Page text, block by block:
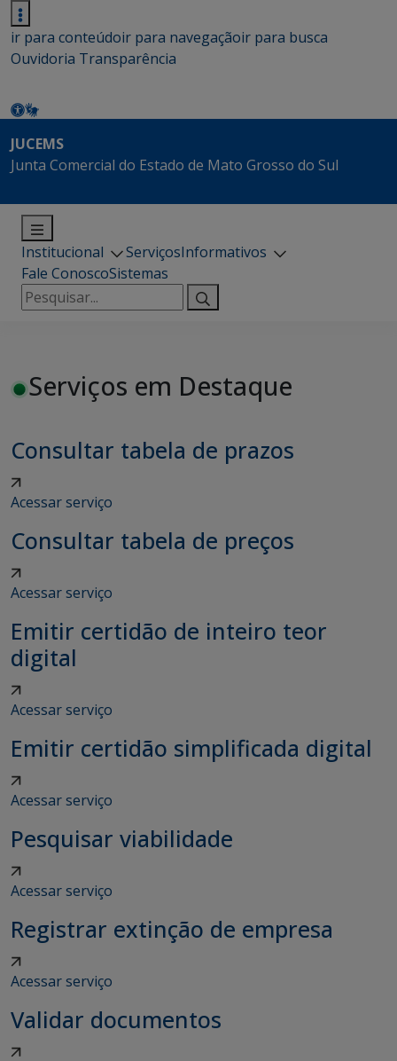
ir para conteúdoir para navegaçãoir para busca
Ouvidoria Transparência
JUCEMS
Junta Comercial do Estado de Mato Grosso do Sul
Institucional ServiçosInformativos
Fale ConoscoSistemas
Pesquisar
por:
Serviços em Destaque
Consultar tabela de prazos
Acessar serviço
Consultar tabela de preços
Acessar serviço
Emitir certidão de inteiro teor
digital
Acessar serviço
Emitir certidão simplificada digital
Acessar serviço
Pesquisar viabilidade
Acessar serviço
Registrar extinção de empresa
Acessar serviço
Validar documentos